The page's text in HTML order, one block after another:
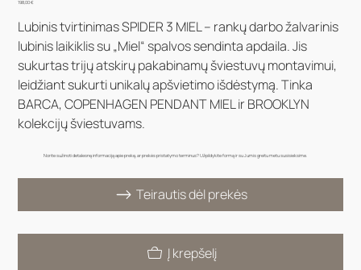
Kaina
198,00 €
Lubinis tvirtinimas SPIDER 3 MIEL – rankų darbo žalvarinis
lubinis laikiklis su „Miel“ spalvos sendinta apdaila. Jis
sukurtas trijų atskirų pakabinamų šviestuvų montavimui,
leidžiant sukurti unikalų apšvietimo išdėstymą. Tinka
BARCA, COPENHAGEN PENDANT MIEL ir BROOKLYN
kolekcijų šviestuvams.
Norite sužinoti detalesnę informaciją apie prekę, ar prekės pristatymo terminus? Užpildykite formą ir su Jumis greitu metu susisieksime.
Teirautis dėl prekės
Į krepšelį